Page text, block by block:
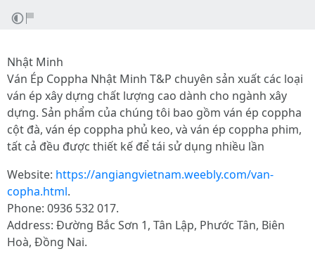
Nhật Minh
Ván Ép Coppha Nhật Minh T&P chuyên sản xuất các loại
ván ép xây dựng chất lượng cao dành cho ngành xây
dựng. Sản phẩm của chúng tôi bao gồm ván ép coppha
cột đà, ván ép coppha phủ keo, và ván ép coppha phim,
tất cả đều được thiết kế để tái sử dụng nhiều lần
Website: https://angiangvietnam.weebly.com/van-
copha.html.
Phone: 0936 532 017.
Address: Đường Bắc Sơn 1, Tân Lập, Phước Tân, Biên
Hoà, Đồng Nai.